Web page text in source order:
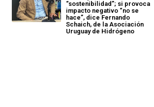
“sostenibilidad”; si provoca
impacto negativo “no se
hace”, dice Fernando
Schaich, de la Asociación
Uruguay de Hidrógeno